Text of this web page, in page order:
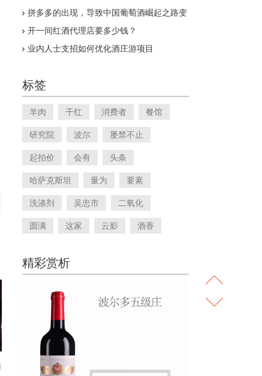
拼多多的出现，导致中国葡萄酒崛起之路变
开一间红酒代理店要多少钱？
业内人士支招如何优化酒庄游项目
标签
羊肉 干红 消费者 餐馆
研究院 波尔 屡禁不止
起拍价 会有 头条
哈萨克斯坦 量为 要素
洗涤剂 吴忠市 二氧化
圆满 这家 云影 酒香
精彩赏析